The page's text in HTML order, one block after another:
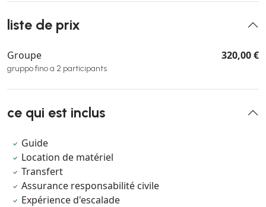
liste de prix
Groupe
gruppo fino a 2 participants
320,00 €
ce qui est inclus
Guide
Location de matériel
Transfert
Assurance responsabilité civile
Expérience d'escalade